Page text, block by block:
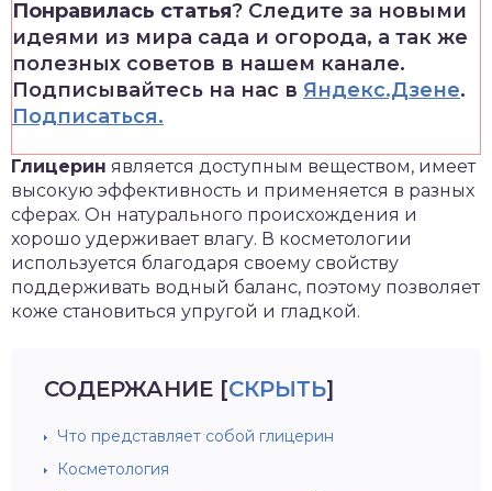
Понравилась статья? Следите за новыми
идеями из мира сада и огорода, а так же
полезных советов в нашем канале.
Подписывайтесь на нас в Яндекс.Дзене.
Подписаться.
Глицерин является доступным веществом, имеет
высокую эффективность и применяется в разных
сферах. Он натурального происхождения и
хорошо удерживает влагу. В косметологии
используется благодаря своему свойству
поддерживать водный баланс, поэтому позволяет
коже становиться упругой и гладкой.
СОДЕРЖАНИЕ [СКРЫТЬ]
Что представляет собой глицерин
Косметология